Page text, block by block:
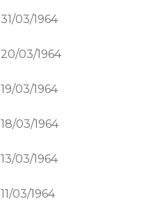
31/03/1964
20/03/1964
19/03/1964
18/03/1964
13/03/1964
11/03/1964